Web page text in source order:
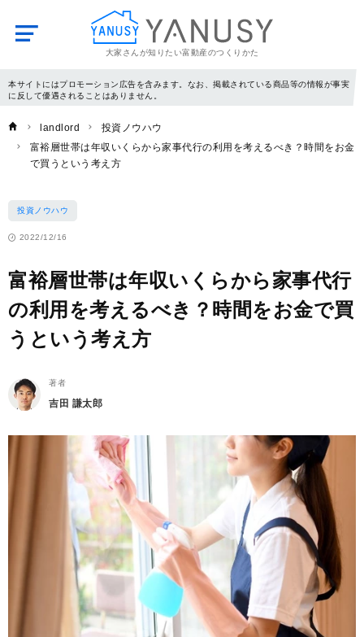
大家さんが知りたい富動産のつくりかた
YANUSY
本サイトにはプロモーション広告を含みます。なお、掲載されている商品等の情報が事実
に反して優遇されることはありません。
landlord
投資ノウハウ
富裕層世帯は年収いくらから家事代行の利用を考えるべき？時間をお金
で買うという考え方
投資ノウハウ
2022/12/16
富裕層世帯は年収いくらから家事代行
の利用を考えるべき？時間をお金で買
うという考え方
著者
吉田 謙太郎